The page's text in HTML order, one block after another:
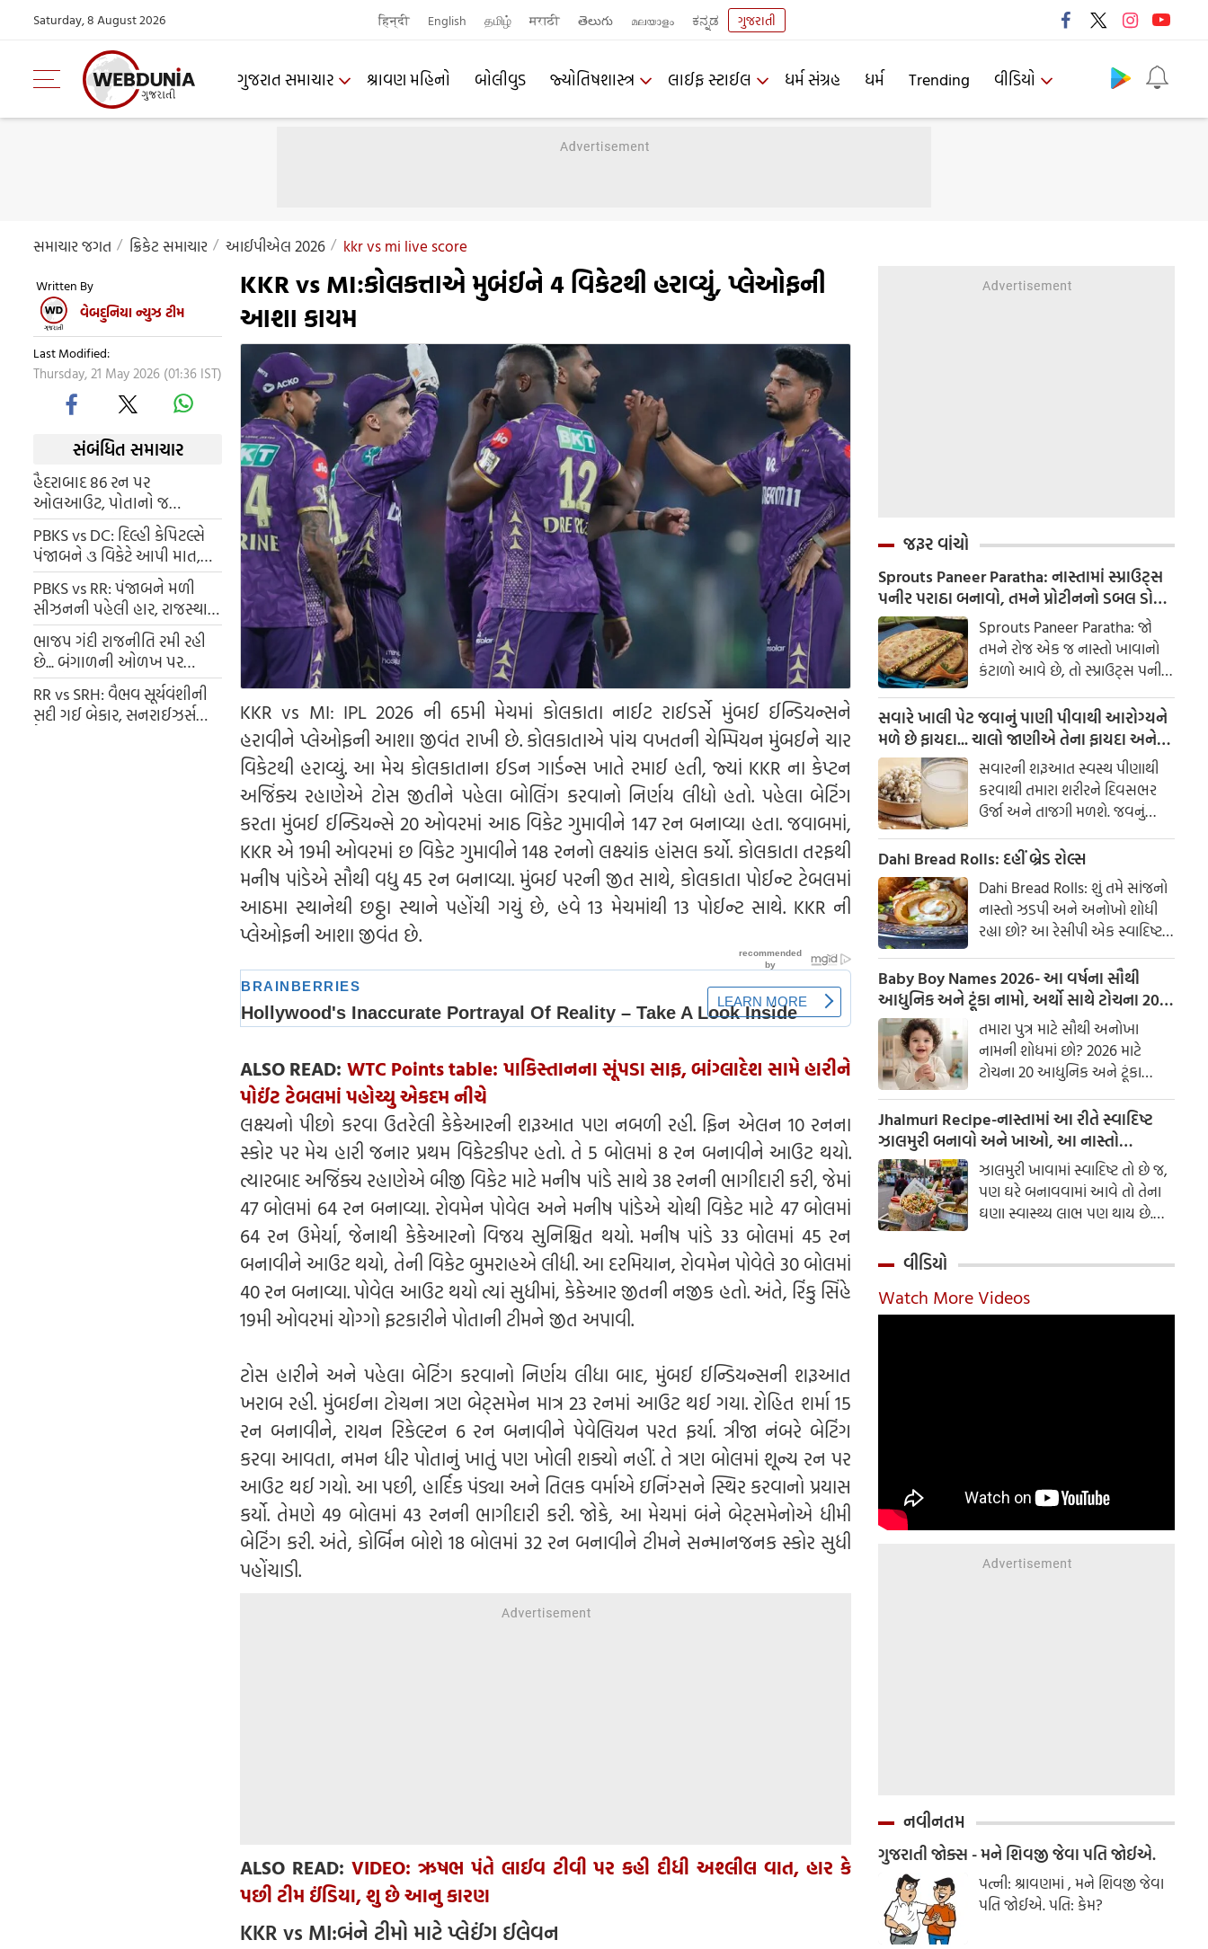
Saturday, 8 August 2026 हिन्दी English தமிழ் मराठी తెలుగు മലയാളം ಕನ್ನಡ ગુજરાતી
ગુજરાત સમાચાર શ્રાવણ મહિનો બોલીવુડ જ્યોતિષશાસ્ત્ર લાઈફ સ્ટાઈલ ધર્મ સંગ્રહ ધર્મ Trending વીડિયો
સમાચાર જગત ક્રિકેટ સમાચાર આઈપીએલ 2026 kkr vs mi live score
Written By
વેબદુનિયા ન્યુઝ ટીમ
Last Modified:
Thursday, 21 May 2026 (01:36 IST)
સંબંધિત સમાચાર
હૈદરાબાદ 86 રન પર
ઓલઆઉટ, પોતાનો જ
શરમજનક રેકોર્ડ તોડ્યો, ગુજરાત
ધમાકેદાર જીત સાથે પહોચ્યું ટોપ
પર
PBKS vs DC: દિલ્હી કેપિટલ્સે
પંજાબને ૩ વિકેટે આપી માત,
પ્લેઓફની આશાને જીવંત રાખી
PBKS vs RR: પંજાબને મળી
સીઝનની પહેલી હાર, રાજસ્થાને
શાનદાર અંદાજમાં જીત્યો
મુકાબલો
ભાજપ ગંદી રાજનીતિ રમી રહી
છે... બંગાળની ઓળખ પર
હુમલો થઈ રહ્યો છે,' અરવિંદ
કેજરીવાલનો મુખ્ય આરોપ
RR vs SRH: વૈભવ સૂર્યવંશીની
સદી ગઈ બેકાર, સનરાઈઝર્સ
KKR vs MI:કોલકત્તાએ મુબંઈને 4 વિકેટથી હરાવ્યું, પ્લેઓફની
આશા કાયમ
KKR vs MI: IPL 2026 ની 65મી મેચમાં કોલકાતા નાઈટ રાઈડર્સે મુંબઈ ઈન્ડિયન્સને
હરાવીને પ્લેઓફની આશા જીવંત રાખી છે. કોલકાતાએ પાંચ વખતની ચેમ્પિયન મુંબઈને ચાર
વિકેટથી હરાવ્યું. આ મેચ કોલકાતાના ઈડન ગાર્ડન્સ ખાતે રમાઈ હતી, જ્યાં KKR ના કેપ્ટન
અજિંક્ય રહાણેએ ટોસ જીતીને પહેલા બોલિંગ કરવાનો નિર્ણય લીધો હતો. પહેલા બેટિંગ
કરતા મુંબઈ ઈન્ડિયન્સે 20 ઓવરમાં આઠ વિકેટ ગુમાવીને 147 રન બનાવ્યા હતા. જવાબમાં,
KKR એ 19મી ઓવરમાં છ વિકેટ ગુમાવીને 148 રનનો લક્ષ્યાંક હાંસલ કર્યો. કોલકાતા તરફથી
મનીષ પાંડેએ સૌથી વધુ 45 રન બનાવ્યા. મુંબઈ પરની જીત સાથે, કોલકાતા પોઈન્ટ ટેબલમાં
આઠમા સ્થાનેથી છઠ્ઠા સ્થાને પહોંચી ગયું છે, હવે 13 મેચમાંથી 13 પોઈન્ટ સાથે. KKR ની
પ્લેઓફની આશા જીવંત છે.
ALSO READ: WTC Points table: પાકિસ્તાનના સૂંપડા સાફ, બાંગ્લાદેશ સામે હારીને
પોઈંટ ટેબલમાં પહોચ્યુ એકદમ નીચે
લક્ષ્યનો પીછો કરવા ઉતરેલી કેકેઆરની શરૂઆત પણ નબળી રહી. ફિન એલન 10 રનના
સ્કોર પર મેચ હારી જનાર પ્રથમ વિકેટકીપર હતો. તે 5 બોલમાં 8 રન બનાવીને આઉટ થયો.
ત્યારબાદ અજિંક્ય રહાણેએ બીજી વિકેટ માટે મનીષ પાંડે સાથે 38 રનની ભાગીદારી કરી, જેમાં
47 બોલમાં 64 રન બનાવ્યા. રોવમેન પોવેલ અને મનીષ પાંડેએ ચોથી વિકેટ માટે 47 બોલમાં
64 રન ઉમેર્યા, જેનાથી કેકેઆરનો વિજય સુનિશ્ચિત થયો. મનીષ પાંડે 33 બોલમાં 45 રન
બનાવીને આઉટ થયો, તેની વિકેટ બુમરાહએ લીધી. આ દરમિયાન, રોવમેન પોવેલે 30 બોલમાં
40 રન બનાવ્યા. પોવેલ આઉટ થયો ત્યાં સુધીમાં, કેકેઆર જીતની નજીક હતો. અંતે, રિંકુ સિંહે
19મી ઓવરમાં ચોગ્ગો ફટકારીને પોતાની ટીમને જીત અપાવી.
ટોસ હારીને અને પહેલા બેટિંગ કરવાનો નિર્ણય લીધા બાદ, મુંબઈ ઈન્ડિયન્સની શરૂઆત
ખરાબ રહી. મુંબઈના ટોચના ત્રણ બેટ્સમેન માત્ર 23 રનમાં આઉટ થઈ ગયા. રોહિત શર્મા 15
રન બનાવીને, રાયન રિકેલ્ટન 6 રન બનાવીને પેવેલિયન પરત ફર્યા. ત્રીજા નંબરે બેટિંગ
કરવા આવતા, નમન ધીર પોતાનું ખાતું પણ ખોલી શક્યો નહીં. તે ત્રણ બોલમાં શૂન્ય રન પર
આઉટ થઈ ગયો. આ પછી, હાર્દિક પંડ્યા અને તિલક વર્માએ ઇનિંગ્સને સ્થિર કરવાનો પ્રયાસ
કર્યો. તેમણે 49 બોલમાં 43 રનની ભાગીદારી કરી. જોકે, આ મેચમાં બંને બેટ્સમેનોએ ધીમી
બેટિંગ કરી. અંતે, કોર્બિન બોશે 18 બોલમાં 32 રન બનાવીને ટીમને સન્માનજનક સ્કોર સુધી
પહોંચાડી.
ALSO READ: VIDEO: ઋષભ પંતે લાઈવ ટીવી પર કહી દીધી અશ્લીલ વાત, હાર કે
પછી ટીમ ઈંડિયા, શુ છે આનુ કારણ
KKR vs MI:બંને ટીમો માટે પ્લેઈંગ ઈલેવન
જરૂર વાંચો
Sprouts Paneer Paratha: નાસ્તામાં સ્પ્રાઉટ્સ
પનીર પરાઠા બનાવો, તમને પ્રોટીનનો ડબલ ડોઝ
મળશે
Sprouts Paneer Paratha: જો
તમને રોજ એક જ નાસ્તો ખાવાનો
કંટાળો આવે છે, તો સ્પ્રાઉટ્સ પનીર
પરાઠા બનાવવાનો પ્રયાસ કરો. તે
માત્ર સ્વાદિષ્ટ જ નથી પણ તમારા
સ્વાસ્થ્ય માટે અતિ ફાયદાકારક પણ
સવારે ખાલી પેટ જવાનું પાણી પીવાથી આરોગ્યને
મળે છે ફાયદા... ચાલો જાણીએ તેના ફાયદા અને
ઉપયોગ કરવાની યોગ્ય રીતસવારની શરૂઆત સ્વસ્થ પીણાથી
કરવાથી તમારા શરીરને દિવસભર
ઉર્જા અને તાજગી મળશે. જવનું
પાણી એક ઉત્તમ ઘરેલું ઉપાય
માનવામાં આવે છે, જે ખાસ કરીને
ઉનાળામાં ઠંડક આપે છે
Dahi Bread Rolls: દહીં બ્રેડ રોલ્સ
Dahi Bread Rolls: શું તમે સાંજનો
નાસ્તો ઝડપી અને અનોખો શોધી
રહ્યા છો? આ રેસીપી એક સ્વાદિષ્ટ
વિકલ્પ આપે છે જે બહારથી ક્રિસ્પી
અને અંદરથી અતિ નરમ છે. મસાલા
અને ક્રીમી ટેક્સચરનું સંપૂર્ણ મિશ્રણ
તેને બધી ઉંમરના લોકોમાં પ્રિય
બનાવે છે.
Baby Boy Names 2026- આ વર્ષના સૌથી
આધુનિક અને ટૂંકા નામો, અર્થો સાથે ટોચના 20
નામોની યાદી જુઓ.તમારા પુત્ર માટે સૌથી અનોખા
નામની શોધમાં છો? 2026 માટે
ટોચના 20 આધુનિક અને ટૂંકા
બાળક છોકરાના નામોની યાદી
તપાસો, અર્થો સાથે, જે તમારા
બાળકને એક સુંદર ઓળખ આપશે.
Jhalmuri Recipe-નાસ્તામાં આ રીતે સ્વાદિષ્ટ
ઝાલમુરી બનાવો અને ખાઓ, આ નાસ્તો
મસાલેદાર અને સ્વાદિષ્ટ છે.ઝાલમુરી ખાવામાં સ્વાદિષ્ટ તો છે જ,
પણ ઘરે બનાવવામાં આવે તો તેના
ઘણા સ્વાસ્થ્ય લાભ પણ થાય છે.
વીડિયો
Watch More Videos
નવીનતમ
ગુજરાતી જોક્સ - મને શિવજી જેવા પતિ જોઈએ.
પત્ની: શ્રાવણમાં , મને શિવજી જેવા
પતિ જોઈએ. પતિ: કેમ?